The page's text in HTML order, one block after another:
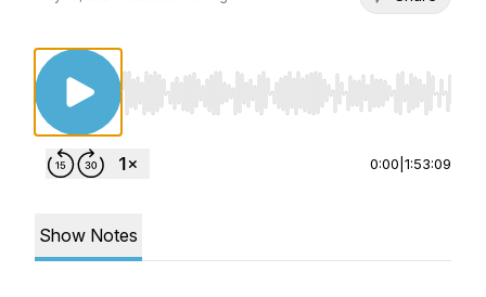
Use Left/Right to seek, Home/End to jump
0:00 1:53:09
Show Notes